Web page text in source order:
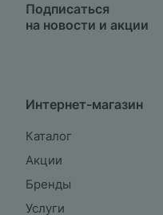
Подписаться
на новости и акции
Интернет-магазин
Каталог
Акции
Бренды
Услуги